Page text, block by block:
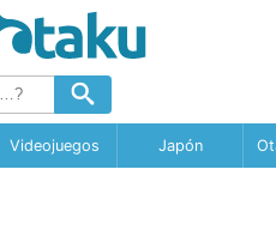
Videojuegos Japón